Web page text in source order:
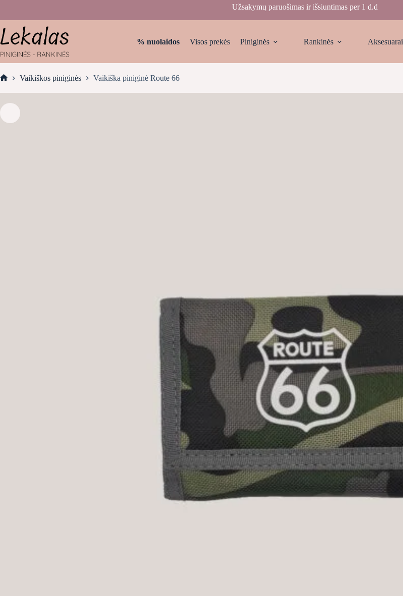
content
Užsakymų paruošimas ir išsiuntimas per 1 d.d
% nuolaidos Visos prekės Piniginės Rankinės Aksesuarai
Vaikiškos piniginės Vaikiška piniginė Route 66